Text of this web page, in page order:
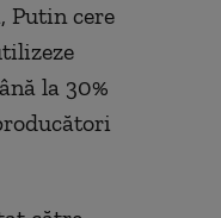
Putin cere
la 30%